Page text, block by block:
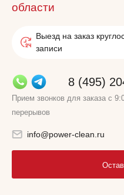
области
Выезд на заказ
записи
8 (495)
Прием звонков для заказа с
перерывов
info@power-clean.ru